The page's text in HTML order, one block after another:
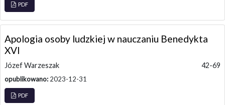
PDF
Apologia osoby ludzkiej w nauczaniu Benedykta
XVI
Józef Warzeszak 42-69
opublikowano: 2023-12-31
PDF